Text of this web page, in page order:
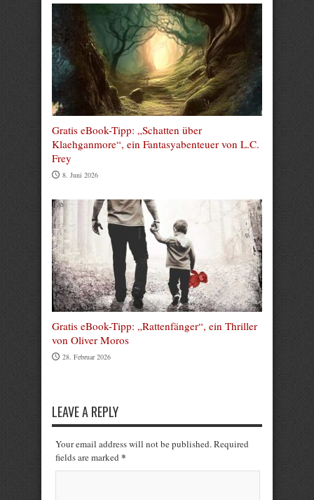
Gratis eBook-Tipp: „Schatten über
Klaehganmore“, ein Fantasyabenteuer von L.C.
Frey
8. Juni 2026
Gratis eBook-Tipp: „Rattenfänger“, ein Thriller
von Oliver Moros
28. Februar 2026
LEAVE A REPLY
Your email address will not be published. Required
fields are marked *